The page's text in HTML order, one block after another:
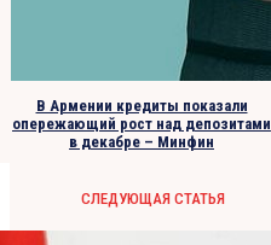
В Армении кредиты показали
опережающий рост над депозитами
в декабре – Минфин
СЛЕДУЮЩАЯ СТАТЬЯ